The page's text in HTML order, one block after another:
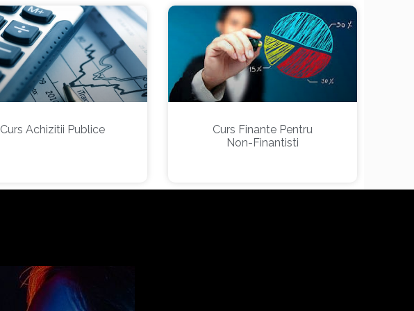
Curs Achizitii Publice
Curs Finante Pentru
Non-Finantisti